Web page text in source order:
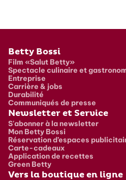
Pied de page
Betty Bossi
Film «Salut Betty»
Spectacle culinaire et
Entreprise
Carrière & jobs
Durabilité
Communiqués de presse
Newsletter et Service
S'abonner à la newsletter
Mon Betty Bossi
Réservation d’espaces
Carte-cadeaux
Application de recettes
Green Betty
Vers la boutique en ligne